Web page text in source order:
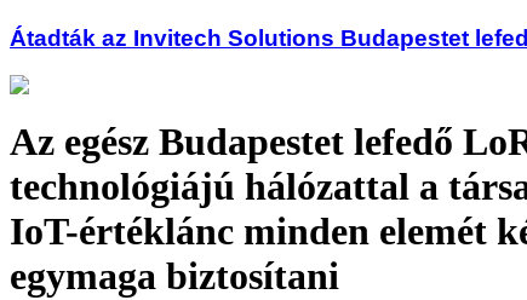
Átadták az Invitech Solutions Budapestet
Az egész Budapestet lefedő
technológiájú hálózattal a
IoT-értéklánc minden elemét
egymaga biztosítani